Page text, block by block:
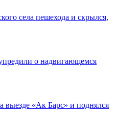
села пешехода и скрылся,
о надвигающемся
«Ак Барс» и поднялся